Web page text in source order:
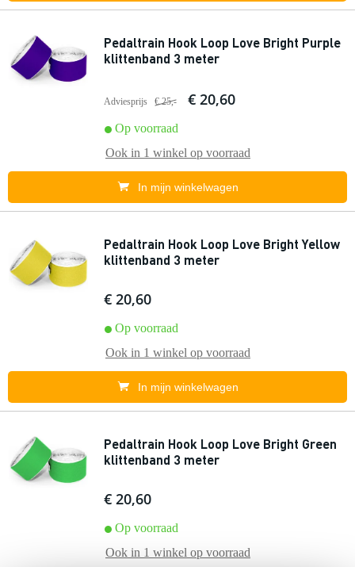
Pedaltrain Hook Loop Love Bright Purple
klittenband 3 meter
Adviesprijs € 25,- € 20,60
Op voorraad
Ook in 1 winkel op voorraad
In mijn winkelwagen
Pedaltrain Hook Loop Love Bright Yellow
klittenband 3 meter
€ 20,60
Op voorraad
Ook in 1 winkel op voorraad
In mijn winkelwagen
Pedaltrain Hook Loop Love Bright Green
klittenband 3 meter
€ 20,60
Op voorraad
Ook in 1 winkel op voorraad